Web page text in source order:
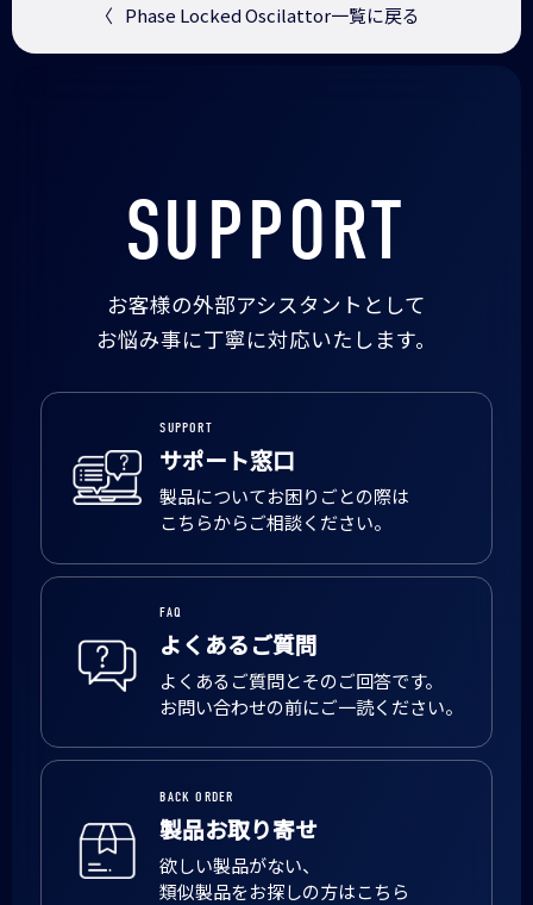
〈 Phase Locked Oscilattor一覧に戻る
SUPPORT
お客様の外部アシスタントとして
お悩み事に丁寧に対応いたします。
SUPPORT
サポート窓口
製品についてお困りごとの際は
こちらからご相談ください。
FAQ
よくあるご質問
よくあるご質問とそのご回答です。
お問い合わせの前にご一読ください。
BACK ORDER
製品お取り寄せ
欲しい製品がない、
類似製品をお探しの方はこちら